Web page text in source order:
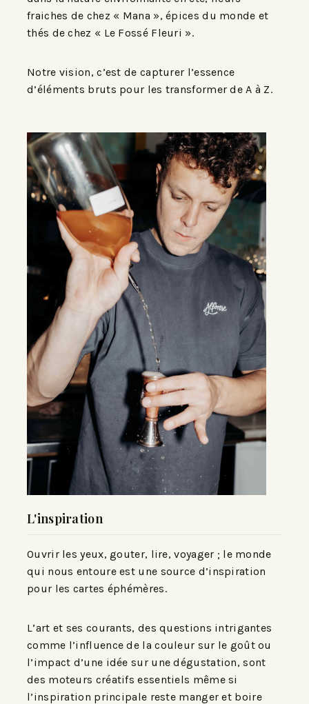
fraiches de chez « Mana », épices du monde et
thés de chez « Le Fossé Fleuri ».
Notre vision, c’est de capturer l’essence
d’éléments bruts pour les transformer de A à Z.
L'inspiration
Ouvrir les yeux, gouter, lire, voyager ; le monde
qui nous entoure est une source d’inspiration
pour les cartes éphémères.
L’art et ses courants, des questions intrigantes
comme l’influence de la couleur sur le goût ou
l’impact d’une idée sur une dégustation, sont
des moteurs créatifs essentiels même si
l’inspiration principale reste manger et boire